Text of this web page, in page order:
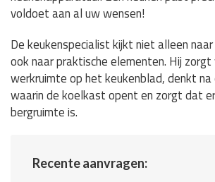
voldoet aan al uw wensen!
De keukenspecialist kijkt niet alleen
ook naar praktische elementen. Hij
werkruimte op het keukenblad, denkt na
waarin de koelkast opent en zorgt dat
bergruimte is.
Recente aanvragen: